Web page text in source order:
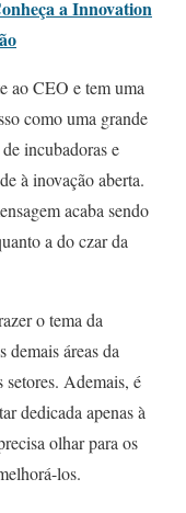
a Innovation
ao CEO e tem uma
como uma grande
incubadoras e
à inovação aberta.
acaba sendo
a do czar da
o tema da
demais áreas da
setores. Ademais, é
dedicada apenas à
olhar para os
los.